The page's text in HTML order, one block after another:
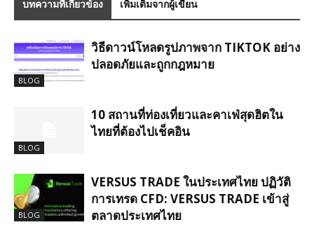
บทความที่เกี่ยวข้อง เพิ่มเติมจากผู้เขียน
BLOG
วิธีดาวน์โหลดรูปภาพจาก TIKTOK อย่าง
ปลอดภัยและถูกกฎหมาย
BLOG
10 สถานที่ท่องเที่ยวและคาเฟ่สุดฮิตใน
ไทยที่ต้องไปเช็คอิน
BLOG
VERSUS TRADE ในประเทศไทย ปฏิวัติ
การเทรด CFD: VERSUS TRADE เข้าสู่
ตลาดประเทศไทย